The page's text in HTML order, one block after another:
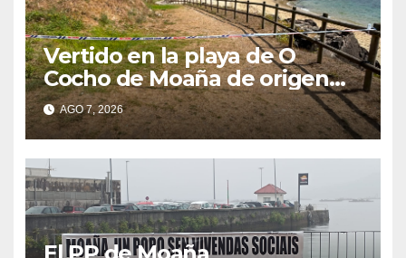
Vertido en la playa de O
Cocho de Moaña de origen
desconocido
AGO 7, 2026